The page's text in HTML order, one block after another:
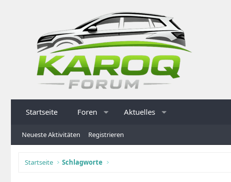
Startseite Foren Aktuelles
Neueste Aktivitäten Registrieren
Startseite Schlagworte